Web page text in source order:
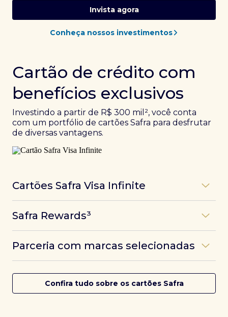
Invista agora
Conheça nossos investimentos
Cartão de crédito com
benefícios exclusivos
Investindo a partir de R$ 300 mil², você conta
com um portfólio de cartões Safra para desfrutar
de diversas vantagens.
Cartões Safra Visa Infinite
experiências refinadas a benefícios únicos, como
converte seus investimentos em limite no cartão e
conta com acesso a mais de 1.400 salas VIP Dragon
Pass ao redor do mundo.
Safra Rewards³
das melhores pontuações do mercado.
Parceria com marcas selecionadas
cartões Safra.
Confira tudo sobre os cartões Safra